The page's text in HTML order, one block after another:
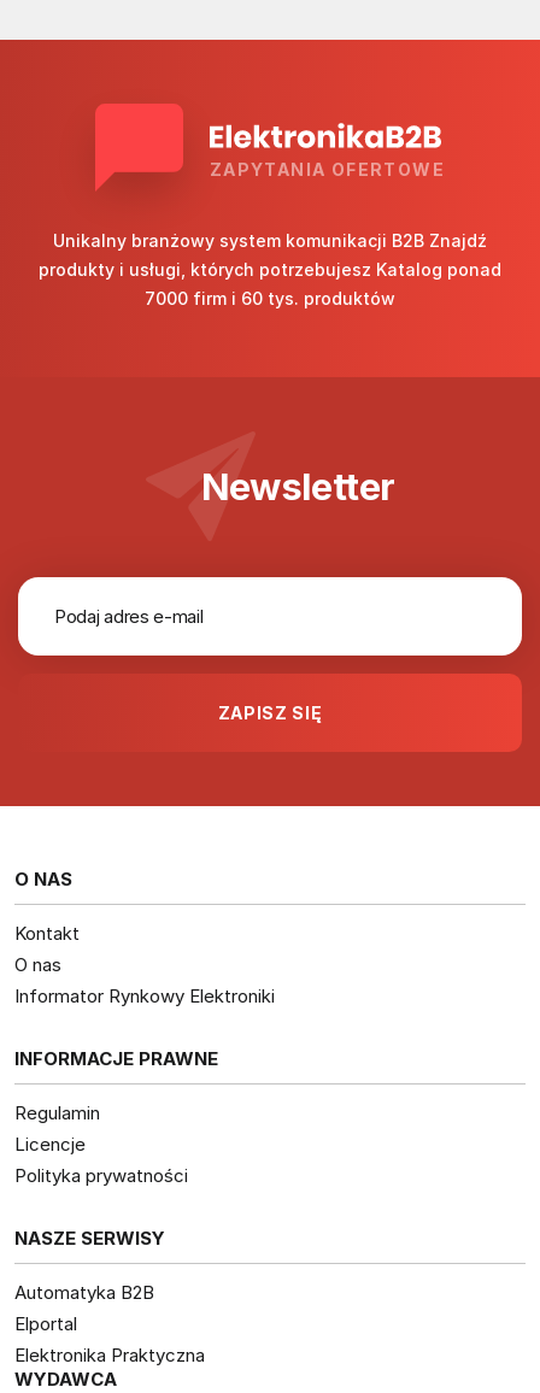
ZAPYTANIA OFERTOWE
Unikalny branżowy system komunikacji B2B Znajdź
produkty i usługi, których potrzebujesz Katalog ponad
7000 firm i 60 tys. produktów
Newsletter
O NAS
Kontakt
O nas
Informator Rynkowy Elektroniki
INFORMACJE PRAWNE
Regulamin
Licencje
Polityka prywatności
NASZE SERWISY
Automatyka B2B
Elportal
Elektronika Praktyczna
WYDAWCA